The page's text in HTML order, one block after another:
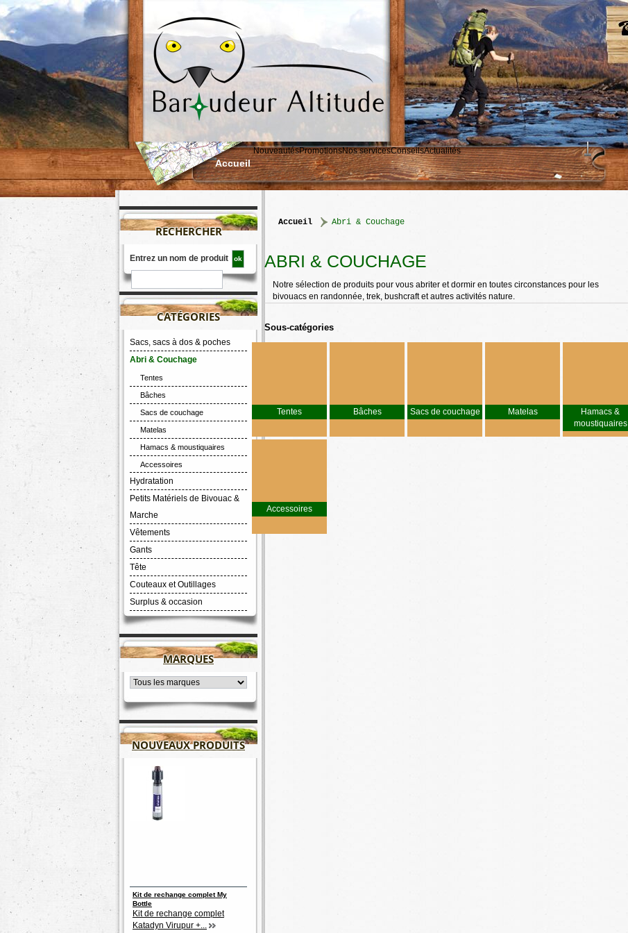
Accueil
NouveautésPromotionsNos servicesConseilsActualités
RECHERCHER
Entrez un nom de produit
CATÉGORIES
Sacs, sacs à dos & poches
Abri & Couchage
Tentes
Bâches
Sacs de couchage
Matelas
Hamacs & moustiquaires
Accessoires
Hydratation
Petits Matériels de Bivouac &
Marche
Vêtements
Gants
Tête
Couteaux et Outillages
Surplus & occasion
MARQUES
NOUVEAUX PRODUITS
Kit de rechange complet My
Bottle
Kit de rechange complet
Katadyn Virupur +...
accueil > Abri & Couchage
ABRI & COUCHAGE
Notre sélection de produits pour vous abriter et dormir en toutes circonstances pour les
bivouacs en randonnée, trek, bushcraft et autres activités nature.
Sous-catégories
Tentes Bâches Sacs de couchage Matelas
Hamacs &
moustiquaires
Accessoires